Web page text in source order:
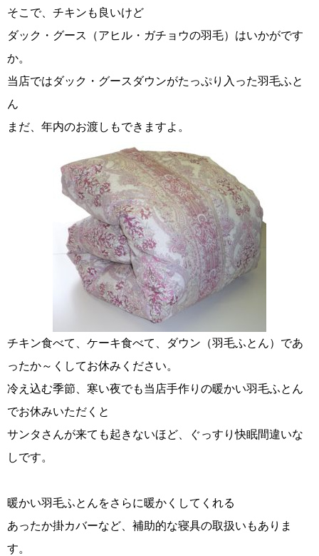
そこで、チキンも良いけど
ダック・グース（アヒル・ガチョウの羽毛）はいかがです
か。
当店ではダック・グースダウンがたっぷり入った羽毛ふと
ん
まだ、年内のお渡しもできますよ。
チキン食べて、ケーキ食べて、ダウン（羽毛ふとん）であ
ったか～くしてお休みください。
冷え込む季節、寒い夜でも当店手作りの暖かい羽毛ふとん
でお休みいただくと
サンタさんが来ても起きないほど、ぐっすり快眠間違いな
しです。
暖かい羽毛ふとんをさらに暖かくしてくれる
あったか掛カバーなど、補助的な寝具の取扱いもありま
す。